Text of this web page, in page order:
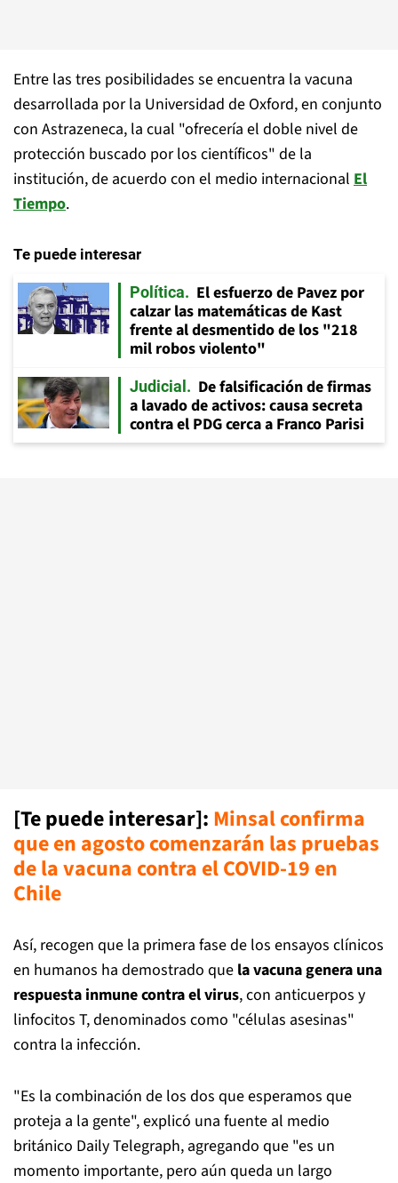
Entre las tres posibilidades se encuentra la vacuna
desarrollada por la Universidad de Oxford, en conjunto
con Astrazeneca, la cual "ofrecería el doble nivel de
protección buscado por los científicos" de la
institución, de acuerdo con el medio internacional El
Tiempo.
Te puede interesar
Política
El esfuerzo de Pavez por
calzar las matemáticas de Kast
frente al desmentido de los "218
mil robos violento"
Judicial
De falsificación de firmas
a lavado de activos: causa secreta
contra el PDG cerca a Franco Parisi
[Te puede interesar]: Minsal confirma
que en agosto comenzarán las pruebas
de la vacuna contra el COVID-19 en
Chile
Así, recogen que la primera fase de los ensayos clínicos
en humanos ha demostrado que la vacuna genera una
respuesta inmune contra el virus, con anticuerpos y
linfocitos T, denominados como "células asesinas"
contra la infección.
"Es la combinación de los dos que esperamos que
proteja a la gente", explicó una fuente al medio
británico Daily Telegraph, agregando que "es un
momento importante, pero aún queda un largo